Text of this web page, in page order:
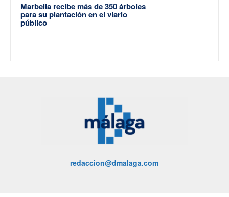
Marbella recibe más de 350 árboles
para su plantación en el viario
público
redaccion@dmalaga.com